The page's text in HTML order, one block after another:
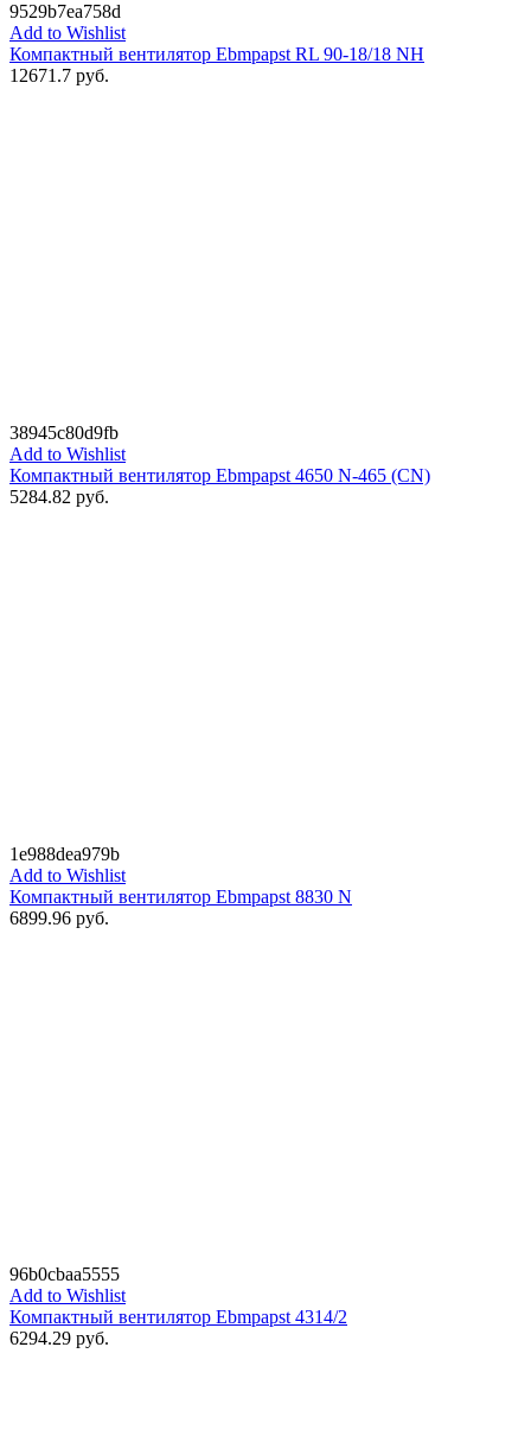
9529b7ea758d
Add to Wishlist
Компактный вентилятор Ebmpapst RL 90-18/18 NH
12671.7 руб.
38945c80d9fb
Add to Wishlist
Компактный вентилятор Ebmpapst 4650 N-465 (CN)
5284.82 руб.
1e988dea979b
Add to Wishlist
Компактный вентилятор Ebmpapst 8830 N
6899.96 руб.
96b0cbaa5555
Add to Wishlist
Компактный вентилятор Ebmpapst 4314/2
6294.29 руб.